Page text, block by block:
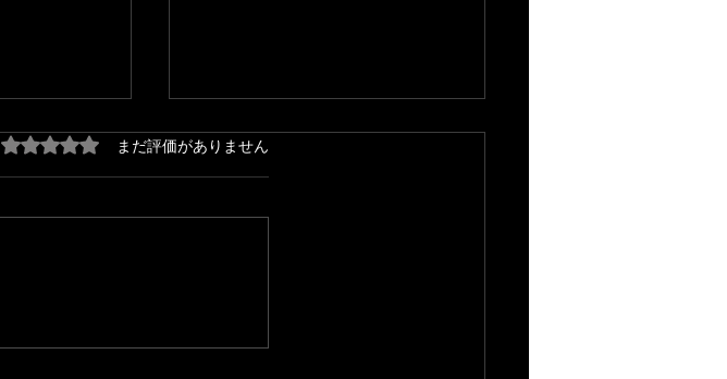
活動１５周年を記念したベス
5つ星のうち0と評価されています。
まだ評価がありません